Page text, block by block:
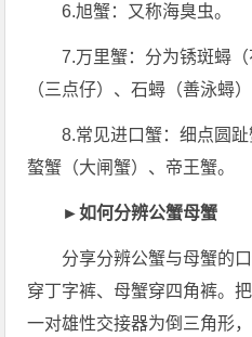
6.旭蟹：又称海臭虫。
7.万里蟹：分为锈斑蟳
（三点仔）、石蟳（善泳蟳）
8.常见进口蟹：细点圆
螯蟹（大闸蟹）、帝王蟹。
►如何分辨公蟹母蟹
分享分辨公蟹与母蟹的
穿丁字裤、母蟹穿四角裤。
一对雄性交接器为倒三角形